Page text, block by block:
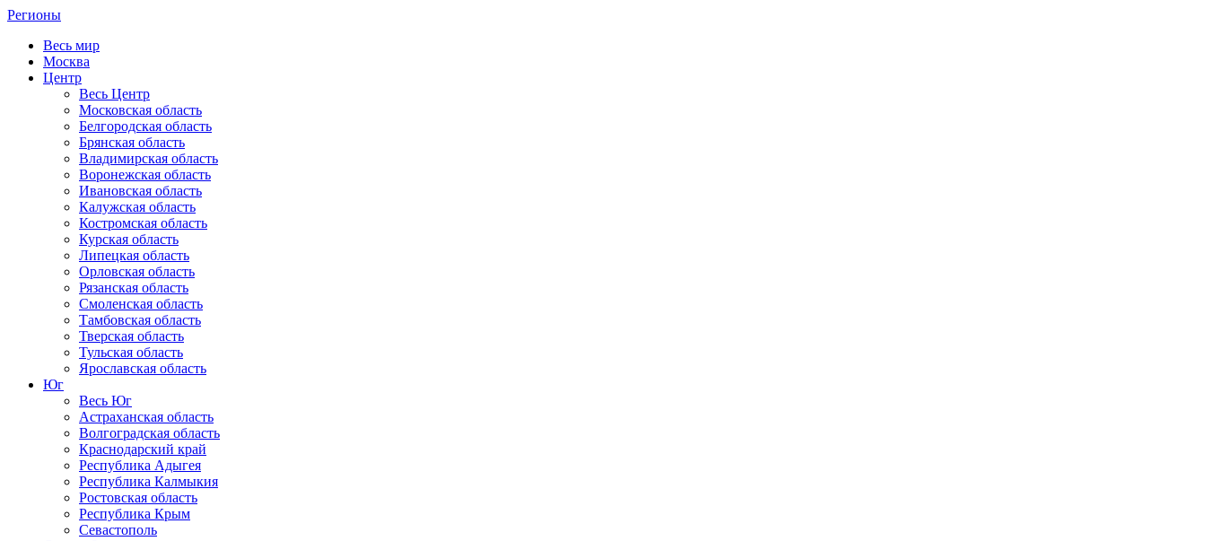
Регионы
Весь мир
Москва
Центр
Весь Центр
Московская область
Белгородская область
Брянская область
Владимирская область
Воронежская область
Ивановская область
Калужская область
Костромская область
Курская область
Липецкая область
Орловская область
Рязанская область
Смоленская область
Тамбовская область
Тверская область
Тульская область
Ярославская область
Юг
Весь Юг
Астраханская область
Волгоградская область
Краснодарский край
Республика Адыгея
Республика Калмыкия
Ростовская область
Республика Крым
Севастополь